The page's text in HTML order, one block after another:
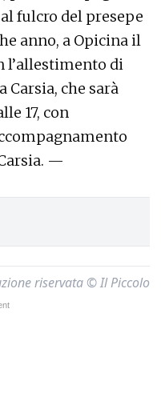
fulcro del presepe
anno, a Opicina il
l’allestimento di
Carsia, che sarà
17, con
—
riservata © Il Piccolo